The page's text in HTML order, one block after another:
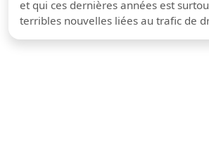
et qui ces dernières années est
terribles nouvelles liées au trafic de